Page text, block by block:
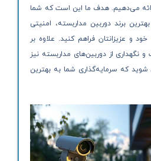
می‌دهیم. هدف ما این است که شما
برند دوربین مداربسته، امنیتی
و عزیزانتان فراهم کنید. علاوه بر
و نگهداری از دوربین‌های مداربسته نیز
شوید که سرمایه‌گذاری شما به بهترین